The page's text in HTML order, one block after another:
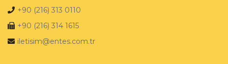
+90 (216) 313 0110
+90 (216) 314 1615
iletisim@entes.com.tr